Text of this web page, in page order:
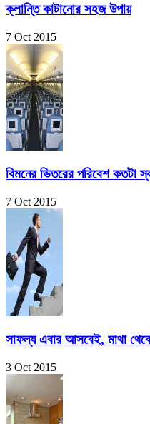
ক্লান্তি কাটানোর সহজ উপায়
7 Oct 2015
বিমনের ভিতরের পরিবেশ কতটা
7 Oct 2015
সাফল্য এবার আসবেই, মাথা
3 Oct 2015